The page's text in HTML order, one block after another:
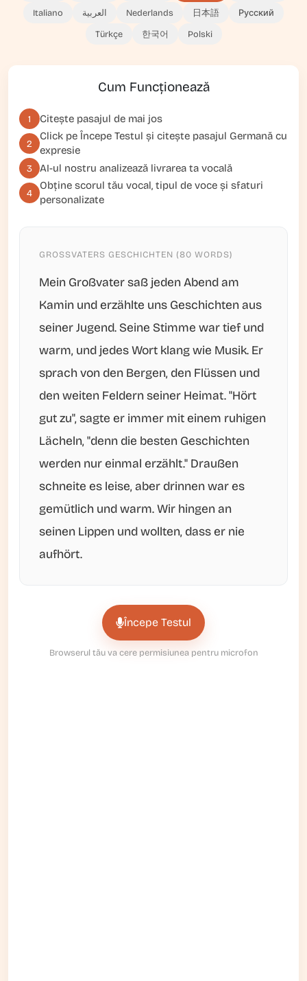
Italiano العربية Nederlands 日本語 Русский
Türkçe 한국어 Polski
Cum Funcționează
1 Citește pasajul de mai jos
2
Click pe Începe Testul și citește pasajul Germană cu
expresie
3 AI-ul nostru analizează livrarea ta vocală
4
Obține scorul tău vocal, tipul de voce și sfaturi
personalizate
GROSSVATERS GESCHICHTEN (80 WORDS)
Mein Großvater saß jeden Abend am
Kamin und erzählte uns Geschichten aus
seiner Jugend. Seine Stimme war tief und
warm, und jedes Wort klang wie Musik. Er
sprach von den Bergen, den Flüssen und
den weiten Feldern seiner Heimat. "Hört
gut zu", sagte er immer mit einem ruhigen
Lächeln, "denn die besten Geschichten
werden nur einmal erzählt." Draußen
schneite es leise, aber drinnen war es
gemütlich und warm. Wir hingen an
seinen Lippen und wollten, dass er nie
aufhört.
Începe Testul
Browserul tău va cere permisiunea pentru microfon